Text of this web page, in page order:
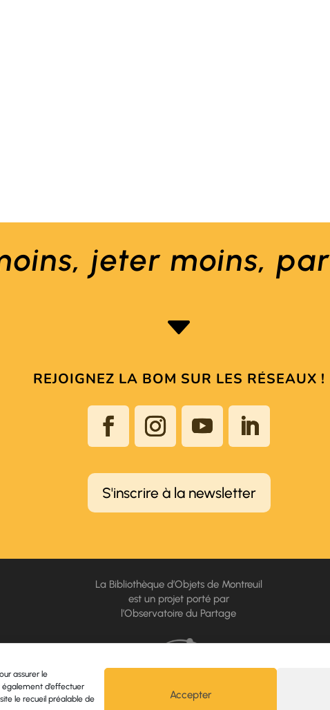
assurer le
d’effectuer
le recueil préalable de
Accepter
, jeter moins,
C
REJOIGNEZ LA BOM SUR LES RÉSEAUX !
S'inscrire à la newsletter
La Bibliothèque d’Objets de Montreuil
est un projet porté par
l’Observatoire du Partage
Accueil | Mentions légales Politique de confidentialité